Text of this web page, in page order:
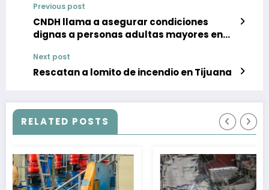
Previous post
CNDH llama a asegurar condiciones
dignas a personas adultas mayores en
Next post
Rescatan a lomito de incendio en Tijuana
RELATED POSTS